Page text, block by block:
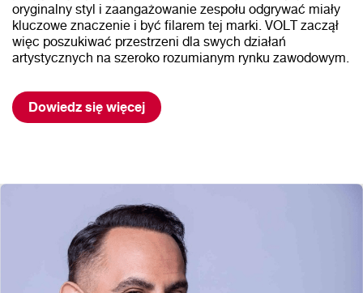
oryginalny styl i zaangażowanie zespołu odgrywać miały
kluczowe znaczenie i być filarem tej marki. VOLT zaczął
więc poszukiwać przestrzeni dla swych działań
artystycznych na szeroko rozumianym rynku zawodowym.
Dowiedz się więcej